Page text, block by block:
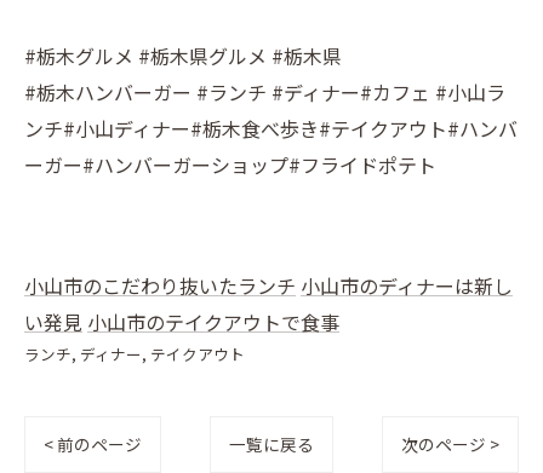
#栃木グルメ #栃木県グルメ #栃木県
#栃木ハンバーガー #ランチ #ディナー#カフェ #小山ラ
ンチ#小山ディナー#栃木食べ歩き#テイクアウト#ハンバ
ーガー#ハンバーガーショップ#フライドポテト
小山市のこだわり抜いたランチ 小山市のディナーは新し
い発見 小山市のテイクアウトで食事
ランチ ディナー テイクアウト
< 前のページ 一覧に戻る 次のページ >